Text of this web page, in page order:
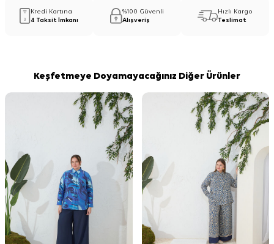
Kredi Kartına
4 Taksit İmkanı
%100 Güvenli
Alışveriş
Hızlı Kargo
Teslimat
Keşfetmeye Doyamayacağınız Diğer Ürünler